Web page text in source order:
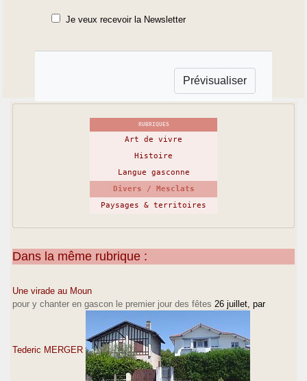
Je veux recevoir la Newsletter
RUBRIQUES
Art de vivre
Histoire
Langue gasconne
Divers / Mesclats
Paysages & territoires
Dans la même rubrique :
Une virade au Moun
pour y chanter en gascon le premier jour des fêtes 26 juillet , par
Tederic MERGER